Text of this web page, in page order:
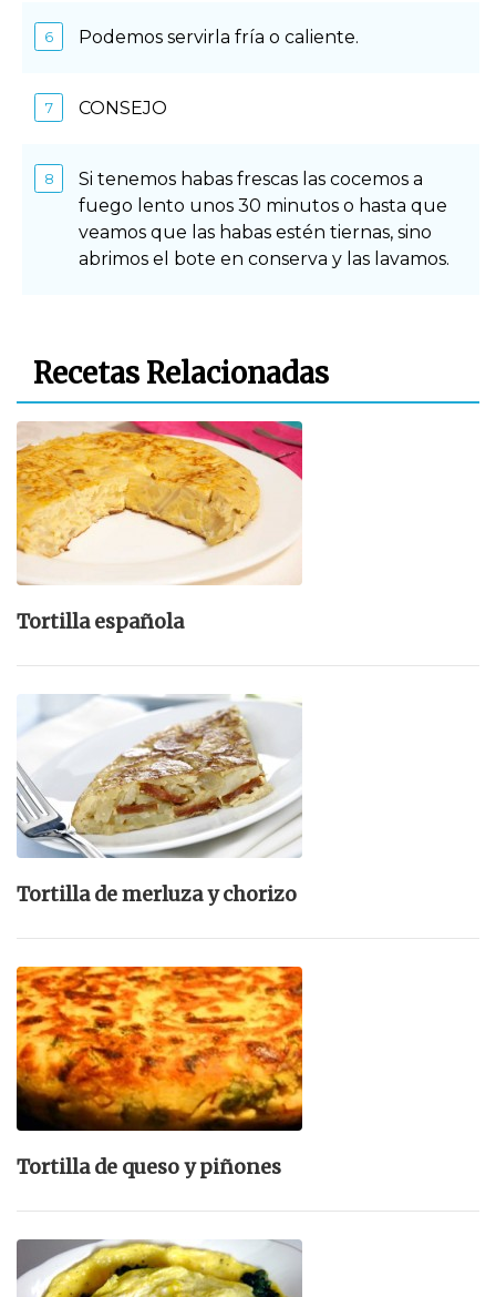
Podemos servirla frí­a o caliente.
CONSEJO
Si tenemos habas frescas las cocemos a
fuego lento unos 30 minutos o hasta que
veamos que las habas estén tiernas, sino
abrimos el bote en conserva y las lavamos.
Recetas Relacionadas
Tortilla española
Tortilla de merluza y chorizo
Tortilla de queso y piñones